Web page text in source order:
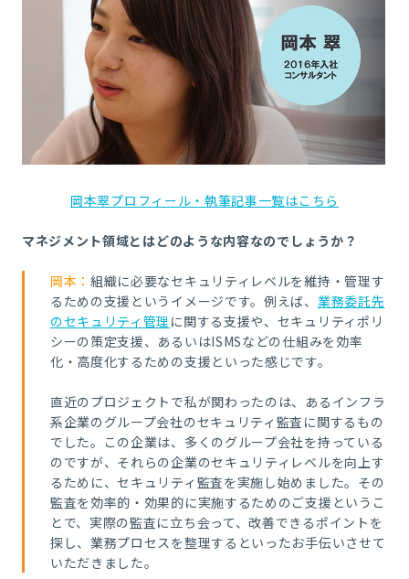
岡本翠プロフィール・執筆記事一覧はこちら
マネジメント領域とはどのような内容なのでしょうか？
岡本： 組織に必要なセキュリティレベルを維持・管理す
るための支援というイメージです。例えば、 業務委託先
のセキュリティ管理 に関する支援や、セキュリティポリ
シーの策定支援、あるいはISMSなどの仕組みを効率
化・高度化するための支援といった感じです。
直近のプロジェクトで私が関わったのは、あるインフラ
系企業のグループ会社のセキュリティ監査に関するもの
でした。この企業は、多くのグループ会社を持っている
のですが、それらの企業のセキュリティレベルを向上す
るために、セキュリティ監査を実施し始めました。その
監査を効率的・効果的に実施するためのご支援というこ
とで、実際の監査に立ち会って、改善できるポイントを
探し、業務プロセスを整理するといったお手伝いさせて
いただきました。